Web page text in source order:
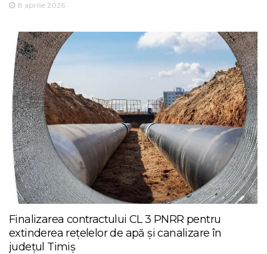
8 aprilie 2026
Finalizarea contractului CL 3 PNRR pentru
extinderea rețelelor de apă și canalizare în
județul Timiș